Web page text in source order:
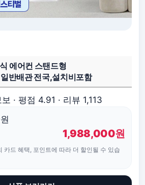
에어컨 스탠드형
반배관 전국,설치비포함
· 평점 4.91 · 리뷰 1,113
1,988,000원
카드 혜택, 포인트에 따라 더 할인될 수 있습